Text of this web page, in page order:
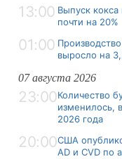
13:00 Выпуск
почти на 20%
01:00
выросло на
07 августа 2026
23:00Количество
изменилось,
2026 года
20:00США
AD и CVD по